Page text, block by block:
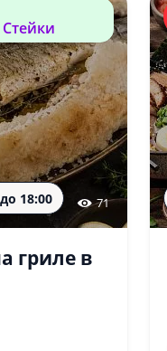
71
18:00
гриле в